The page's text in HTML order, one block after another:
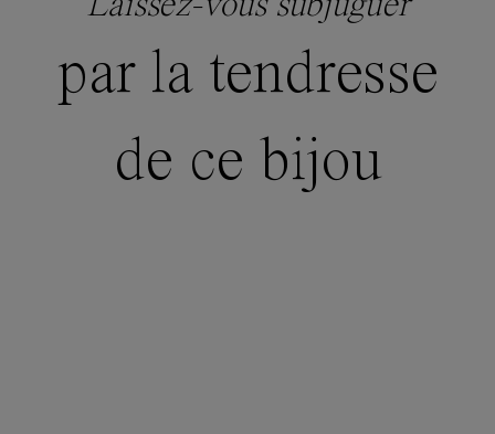
Laissez-vous subjuguer
par la tendresse
de ce bijou